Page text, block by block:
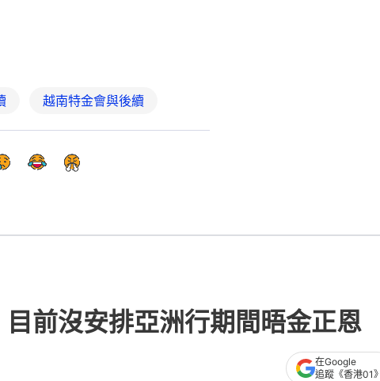
越南特金會與後續
前沒安排亞洲行期間晤金正恩
在Google
追蹤《香港01》